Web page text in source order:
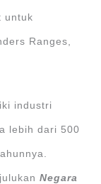
untuk
Ranges,
industri
lebih dari 500
julukanNegara